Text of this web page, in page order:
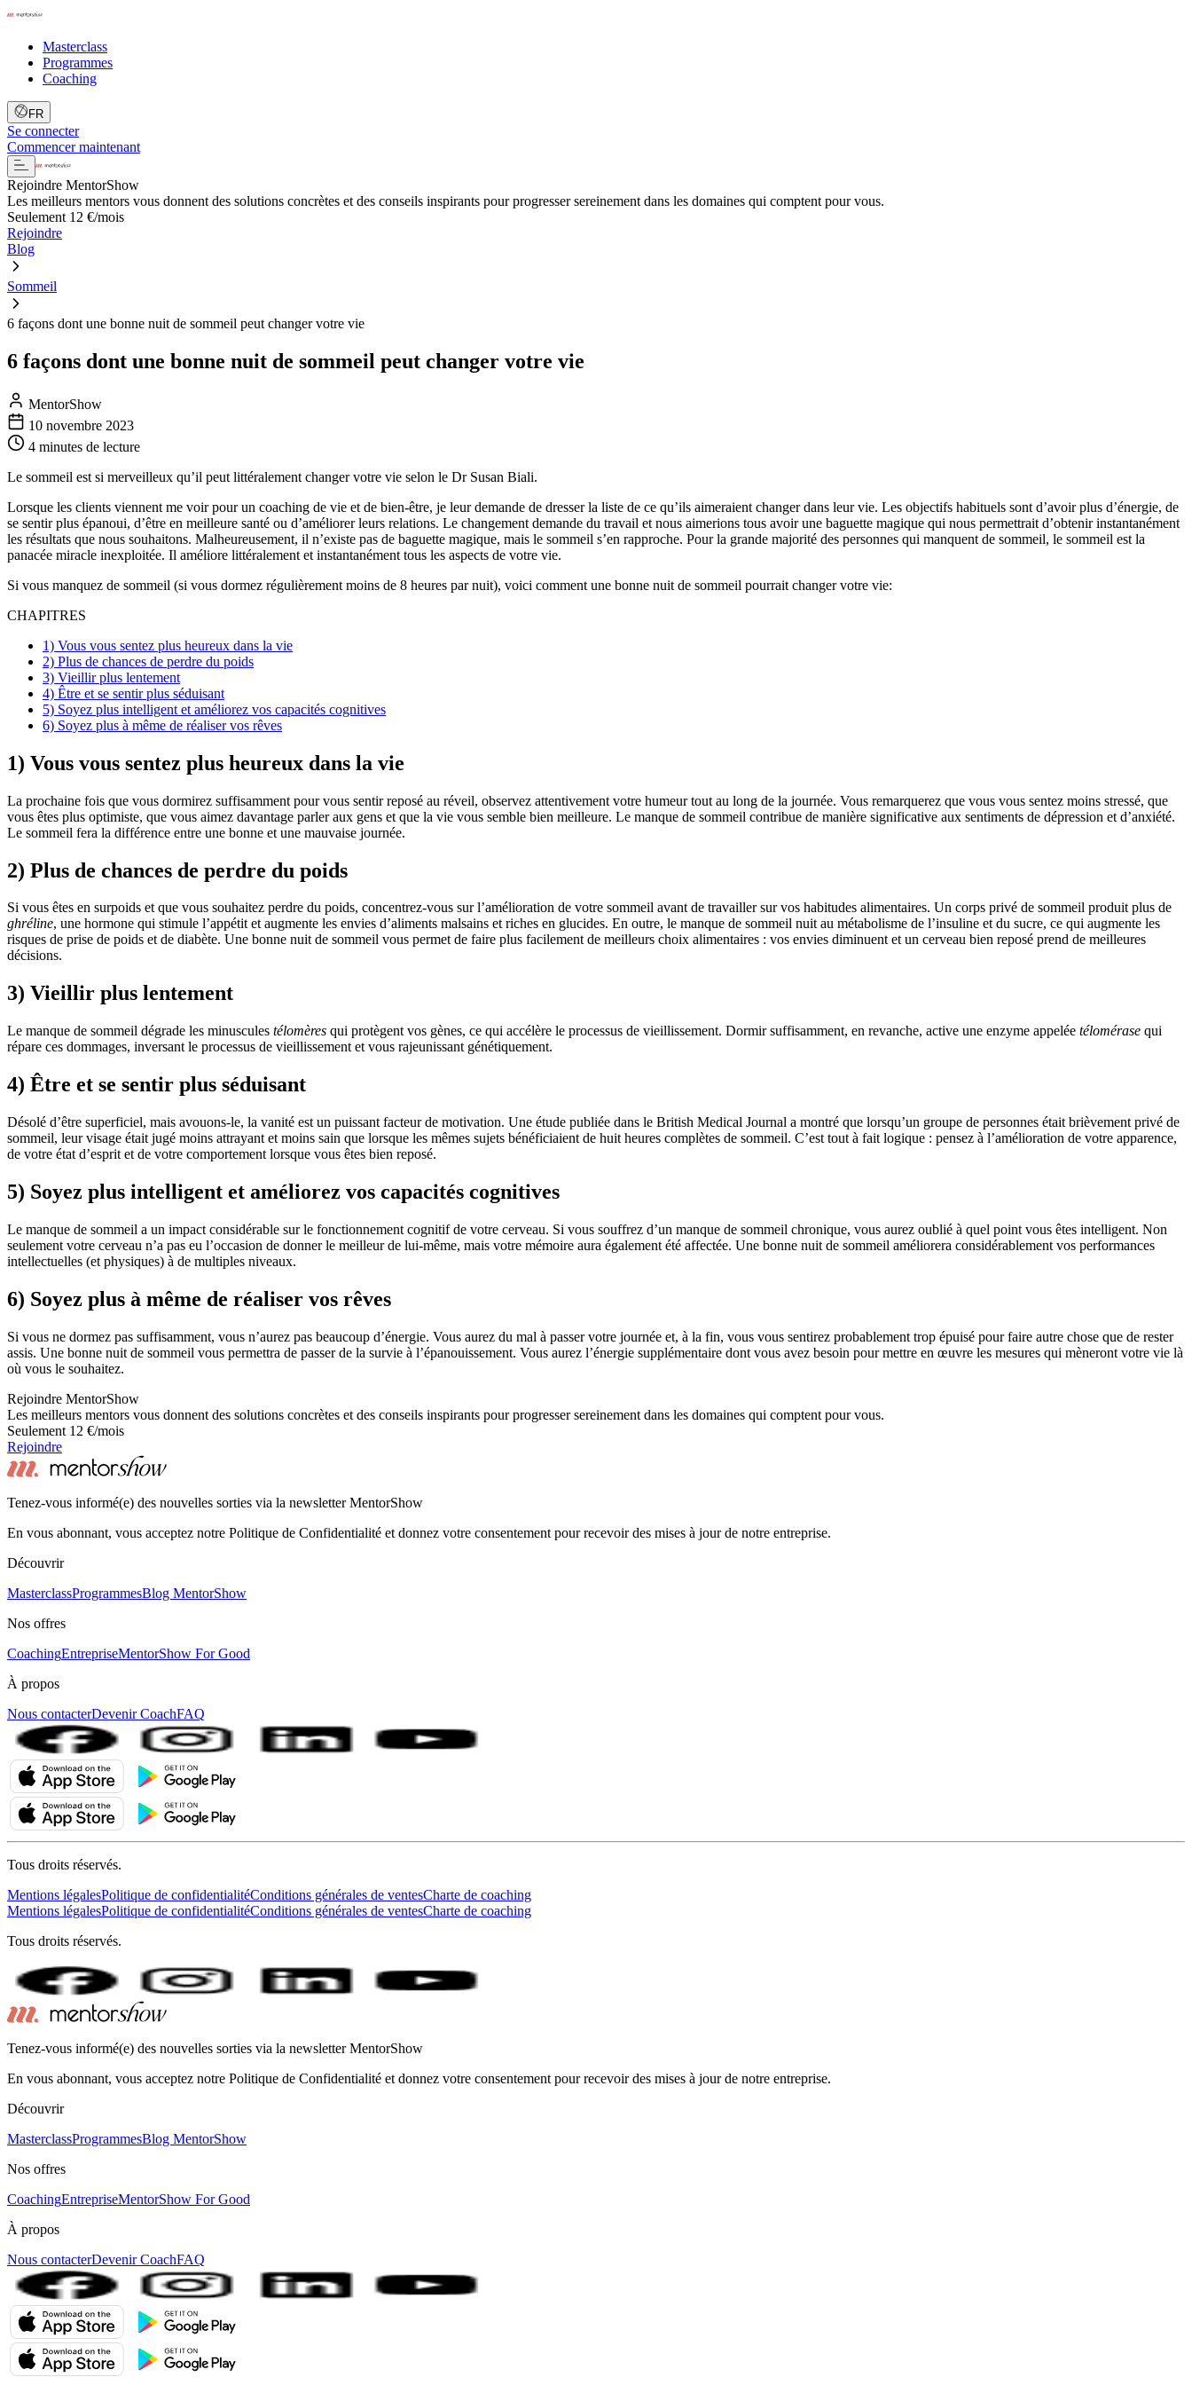
Masterclass
Programmes
Coaching
FR
Se connecter
Commencer maintenant
Rejoindre MentorShow
Les meilleurs mentors vous donnent des solutions concrètes et des conseils inspirants pour progresser sereinement dans les domaines qui comptent pour vous.
Seulement 12 €/mois
Rejoindre
Blog
Sommeil
6 façons dont une bonne nuit de sommeil peut changer votre vie
6 façons dont une bonne nuit de sommeil peut changer votre vie
MentorShow
10 novembre 2023
4 minutes de lecture
Le sommeil est si merveilleux qu’il peut littéralement changer votre vie selon le Dr Susan Biali.
Lorsque les clients viennent me voir pour un coaching de vie et de bien-être, je leur demande de dresser la liste de ce qu’ils aimeraient changer dans leur vie. Les objectifs habituels sont d’avoir plus d’énergie, de
se sentir plus épanoui, d’être en meilleure santé ou d’améliorer leurs relations. Le changement demande du travail et nous aimerions tous avoir une baguette magique qui nous permettrait d’obtenir instantanément
les résultats que nous souhaitons. Malheureusement, il n’existe pas de baguette magique, mais le sommeil s’en rapproche. Pour la grande majorité des personnes qui manquent de sommeil, le sommeil est la
panacée miracle inexploitée. Il améliore littéralement et instantanément tous les aspects de votre vie.
Si vous manquez de sommeil (si vous dormez régulièrement moins de 8 heures par nuit), voici comment une bonne nuit de sommeil pourrait changer votre vie:
CHAPITRES
1) Vous vous sentez plus heureux dans la vie
2) Plus de chances de perdre du poids
3) Vieillir plus lentement
4) Être et se sentir plus séduisant
5) Soyez plus intelligent et améliorez vos capacités cognitives
6) Soyez plus à même de réaliser vos rêves
1) Vous vous sentez plus heureux dans la vie
La prochaine fois que vous dormirez suffisamment pour vous sentir reposé au réveil, observez attentivement votre humeur tout au long de la journée. Vous remarquerez que vous vous sentez moins stressé, que
vous êtes plus optimiste, que vous aimez davantage parler aux gens et que la vie vous semble bien meilleure. Le manque de sommeil contribue de manière significative aux sentiments de dépression et d’anxiété.
Le sommeil fera la différence entre une bonne et une mauvaise journée.
2) Plus de chances de perdre du poids
Si vous êtes en surpoids et que vous souhaitez perdre du poids, concentrez-vous sur l’amélioration de votre sommeil avant de travailler sur vos habitudes alimentaires. Un corps privé de sommeil produit plus de
ghréline, une hormone qui stimule l’appétit et augmente les envies d’aliments malsains et riches en glucides. En outre, le manque de sommeil nuit au métabolisme de l’insuline et du sucre, ce qui augmente les
risques de prise de poids et de diabète. Une bonne nuit de sommeil vous permet de faire plus facilement de meilleurs choix alimentaires : vos envies diminuent et un cerveau bien reposé prend de meilleures
décisions.
3) Vieillir plus lentement
Le manque de sommeil dégrade les minuscules télomères qui protègent vos gènes, ce qui accélère le processus de vieillissement. Dormir suffisamment, en revanche, active une enzyme appelée télomérase qui
répare ces dommages, inversant le processus de vieillissement et vous rajeunissant génétiquement.
4) Être et se sentir plus séduisant
Désolé d’être superficiel, mais avouons-le, la vanité est un puissant facteur de motivation. Une étude publiée dans le British Medical Journal a montré que lorsqu’un groupe de personnes était brièvement privé de
sommeil, leur visage était jugé moins attrayant et moins sain que lorsque les mêmes sujets bénéficiaient de huit heures complètes de sommeil. C’est tout à fait logique : pensez à l’amélioration de votre apparence,
de votre état d’esprit et de votre comportement lorsque vous êtes bien reposé.
5) Soyez plus intelligent et améliorez vos capacités cognitives
Le manque de sommeil a un impact considérable sur le fonctionnement cognitif de votre cerveau. Si vous souffrez d’un manque de sommeil chronique, vous aurez oublié à quel point vous êtes intelligent. Non
seulement votre cerveau n’a pas eu l’occasion de donner le meilleur de lui-même, mais votre mémoire aura également été affectée. Une bonne nuit de sommeil améliorera considérablement vos performances
intellectuelles (et physiques) à de multiples niveaux.
6) Soyez plus à même de réaliser vos rêves
Si vous ne dormez pas suffisamment, vous n’aurez pas beaucoup d’énergie. Vous aurez du mal à passer votre journée et, à la fin, vous vous sentirez probablement trop épuisé pour faire autre chose que de rester
assis. Une bonne nuit de sommeil vous permettra de passer de la survie à l’épanouissement. Vous aurez l’énergie supplémentaire dont vous avez besoin pour mettre en œuvre les mesures qui mèneront votre vie là
où vous le souhaitez.
Rejoindre MentorShow
Les meilleurs mentors vous donnent des solutions concrètes et des conseils inspirants pour progresser sereinement dans les domaines qui comptent pour vous.
Seulement 12 €/mois
Rejoindre
Tenez-vous informé(e) des nouvelles sorties via la newsletter MentorShow
En vous abonnant, vous acceptez notre Politique de Confidentialité et donnez votre consentement pour recevoir des mises à jour de notre entreprise.
Découvrir
MasterclassProgrammesBlog MentorShow
Nos offres
CoachingEntrepriseMentorShow For Good
À propos
Nous contacterDevenir CoachFAQ
Tous droits réservés.
Mentions légalesPolitique de confidentialitéConditions générales de ventesCharte de coaching
Mentions légalesPolitique de confidentialitéConditions générales de ventesCharte de coaching
Tous droits réservés.
Tenez-vous informé(e) des nouvelles sorties via la newsletter MentorShow
En vous abonnant, vous acceptez notre Politique de Confidentialité et donnez votre consentement pour recevoir des mises à jour de notre entreprise.
Découvrir
MasterclassProgrammesBlog MentorShow
Nos offres
CoachingEntrepriseMentorShow For Good
À propos
Nous contacterDevenir CoachFAQ